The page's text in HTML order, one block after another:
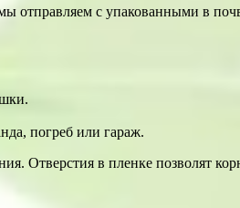
с упакованными в
погреб или гараж.
Отверстия в пленке позволят